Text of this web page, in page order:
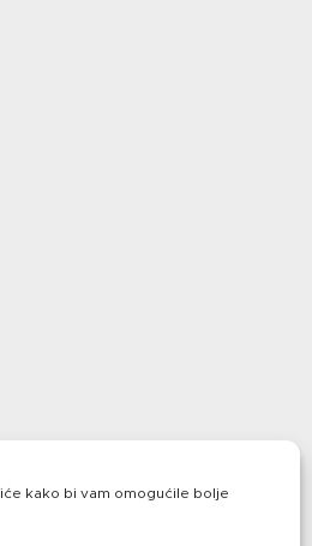
kako bi vam omogućile bolje